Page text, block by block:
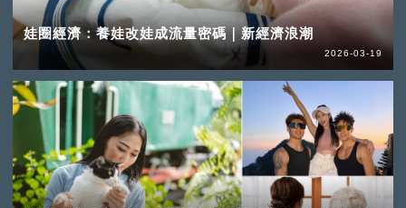
娃圈經濟：養娃改娃成流量密碼｜新經濟浪潮
2026-03-19